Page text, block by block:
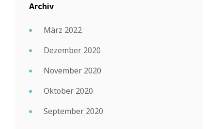
Archiv
März 2022
Dezember 2020
November 2020
Oktober 2020
September 2020